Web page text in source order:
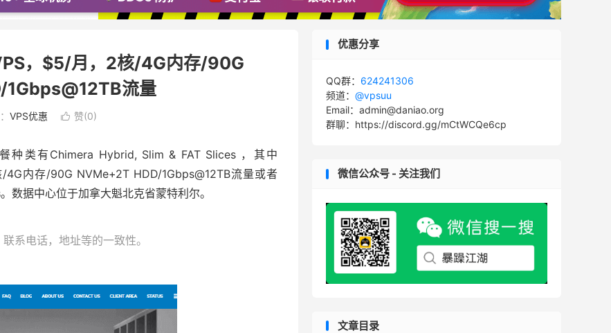
，$5/月，2核/4G内存/90G
流量
VPS优惠  赞(0)
种类有Chimera Hybrid, Slim & FAT Slices ，其中
内存/90G NVMe+2T HDD/1Gbps@12TB流量或者
据中心位于加拿大魁北克省蒙特利尔。
系电话，地址等的一致性。
优惠分享
QQ群： 624241306
频道： @vpsuu
Email：admin@daniao.org
群聊：https://discord.gg/mCtWCQe6cp
微信公众号 - 关注我们
文章目录